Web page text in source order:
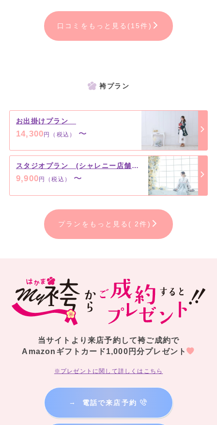
口コミをもっと見る(15件)
袴プラン
お出掛けプラン
14,300円（税込） 〜
スタジオプラン (シャレニー店舗限定)
9,900 円（税込） 〜
プランをもっと見る( 2件)
当サイトより来店予約して袴ご成約で
Amazonギフトカード1,000円分プレゼント
※プレゼントに関して詳しくはこちら
→ 電話で来店予約